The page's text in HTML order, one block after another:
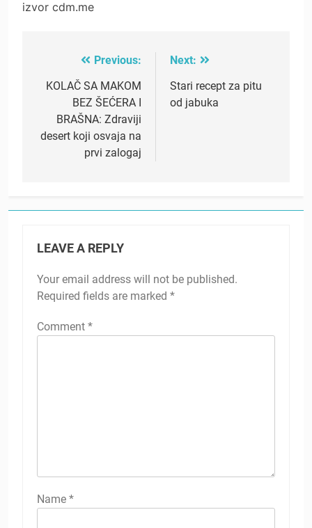
izvor cdm.me
navigation
Previous:
KOLAČ SA MAKOM
BEZ ŠEĆERA I
BRAŠNA: Zdraviji
desert koji osvaja na
prvi zalogaj
Next:
Stari recept za pitu
od jabuka
LEAVE A REPLY
Your email address will not be published.
Required fields are marked *
Comment *
Name *